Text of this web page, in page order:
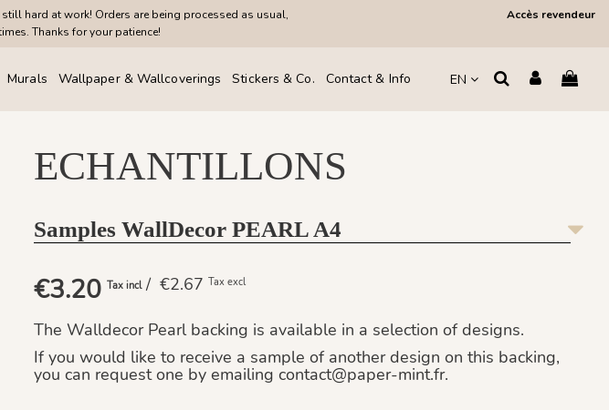
hard at work! Orders are being processed as usual,
Thanks for your patience!
Accès revendeur
Murals Wallpaper & Wallcoverings Stickers & Co. Contact & Info EN
ECHANTILLONS
Samples WallDecor PEARL A4
€3.20 Tax incl / €2.67 Tax excl
The Walldecor Pearl backing is available in a selection of designs.
If you would like to receive a sample of another design on this backing,
you can request one by emailing contact@paper-mint.fr.